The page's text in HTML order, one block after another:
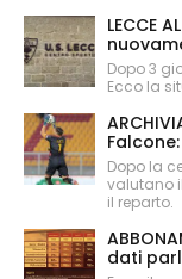
LECCE
Dopo 3
Ecco la
Dopo la
valutano
il reparto.
dati